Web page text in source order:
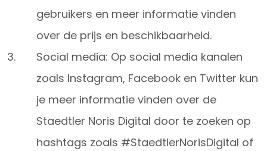
gebruikers en meer informatie vinden
over de prijs en beschikbaarheid.
Social media: Op social media kanalen
zoals Instagram, Facebook en Twitter kun
je meer informatie vinden over de
Staedtler Noris Digital door te zoeken op
hashtags zoals #StaedtlerNorisDigital of